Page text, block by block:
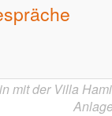
mit der Villa